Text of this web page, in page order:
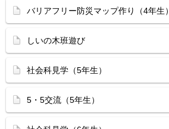
バリアフリー防災マップ作り（4年生）
しいの木班遊び
社会科見学（5年生）
5・5交流（5年生）